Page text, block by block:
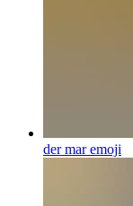
der maremoji